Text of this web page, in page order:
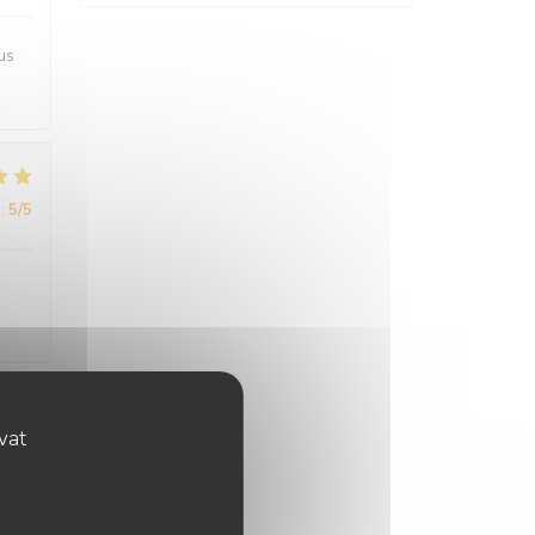
: 5/5
4/5